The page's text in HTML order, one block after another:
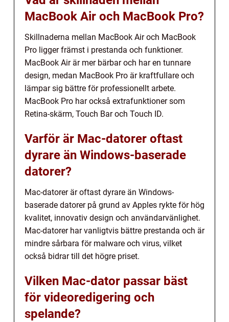
MacBook Air och MacBook Pro?
Skillnaderna mellan MacBook Air och MacBook
Pro ligger främst i prestanda och funktioner.
MacBook Air är mer bärbar och har en tunnare
design, medan MacBook Pro är kraftfullare och
lämpar sig bättre för professionellt arbete.
MacBook Pro har också extrafunktioner som
Retina-skärm, Touch Bar och Touch ID.
Varför är Mac-datorer oftast
dyrare än Windows-baserade
datorer?
Mac-datorer är oftast dyrare än Windows-
baserade datorer på grund av Apples rykte för hög
kvalitet, innovativ design och användarvänlighet.
Mac-datorer har vanligtvis bättre prestanda och är
mindre sårbara för malware och virus, vilket
också bidrar till det högre priset.
Vilken Mac-dator passar bäst
för videoredigering och
spelande?